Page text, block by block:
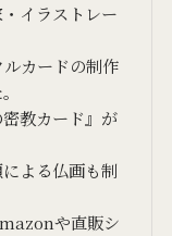
イラストレー
カードの制作
教カード』が
よる仏画も制
や直販シ